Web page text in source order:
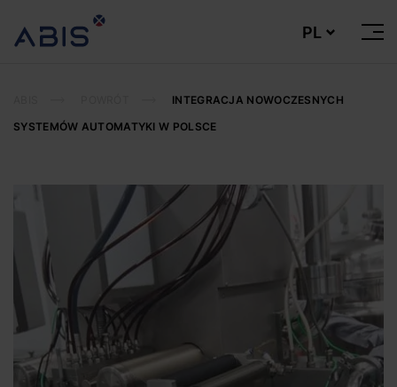
PL
INTEGRACJA NOWOCZESNYCH
SYSTEMÓW AUTOMATYKI W POLSCE